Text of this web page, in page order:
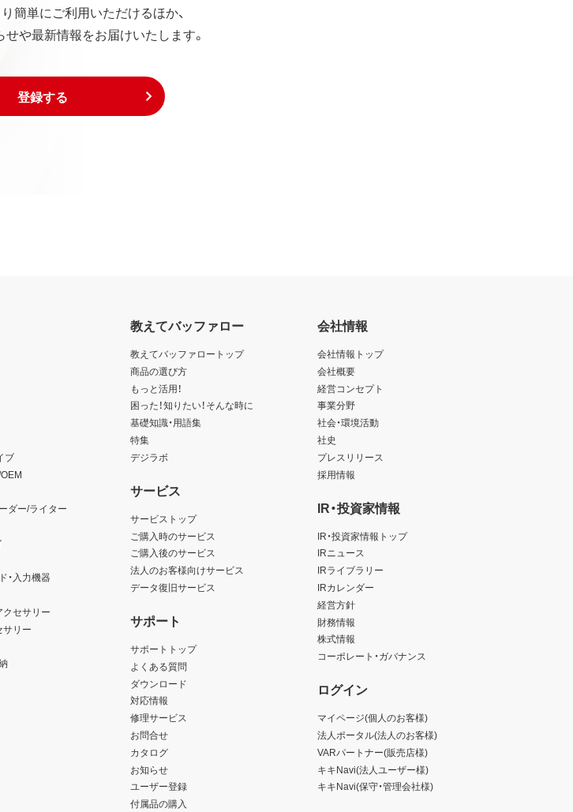
簡単にご利用いただけるほか、
や最新情報をお届けいたします。
登録する
ブ
ダー/ライター
・入力機器
セサリー
リー
教えてバッファロー
教えてバッファロートップ
商品の選び方
もっと活用！
困った！知りたい！そんな時に
基礎知識・用語集
特集
デジラボ
サービス
サービストップ
ご購入時のサービス
ご購入後のサービス
法人のお客様向けサービス
データ復旧サービス
サポート
サポートトップ
よくある質問
ダウンロード
対応情報
修理サービス
お問合せ
カタログ
お知らせ
ユーザー登録
付属品の購入
会社情報
会社情報トップ
会社概要
経営コンセプト
事業分野
社会・環境活動
社史
プレスリリース
採用情報
IR・投資家情報
IR・投資家情報トップ
IRニュース
IRライブラリー
IRカレンダー
経営方針
財務情報
株式情報
コーポレート・ガバナンス
ログイン
マイページ(個人のお客様)
法人ポータル(法人のお客様)
VARパートナー(販売店様)
キキNavi(法人ユーザー様)
キキNavi(保守・管理会社様)